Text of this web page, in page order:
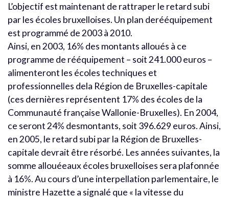
L’objectif est maintenant de rattraper le retard subi
par les écoles bruxelloises. Un plan derééquipement
est programmé de 2003 à 2010.
Ainsi, en 2003, 16% des montants alloués à ce
programme de rééquipement – soit 241.000 euros –
alimenteront les écoles techniques et
professionnelles dela Région de Bruxelles-capitale
(ces dernières représentent 17% des écoles de la
Communauté française Wallonie-Bruxelles). En 2004,
ce seront 24% desmontants, soit 396.629 euros. Ainsi,
en 2005, le retard subi par la Région de Bruxelles-
capitale devrait être résorbé. Les années suivantes, la
somme allouéeaux écoles bruxelloises sera plafonnée
à 16%. Au cours d’une interpellation parlementaire, le
ministre Hazette a signalé que « la vitesse du